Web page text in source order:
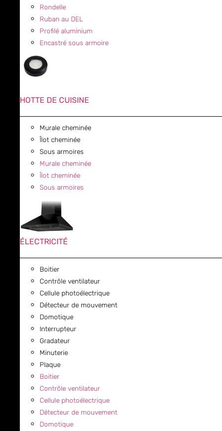
Rondelle
Ruban au DEL
Profilé aluminium
Encastré sous armoire
HOTTE DE CUISINE
Murale cheminée
Îlot cheminée
Sous armoires
Murale cheminée
Îlot cheminée
Sous armoires
ÉLECTRICITÉ
Boitier
Contrôle ventilateur
Cellule photoélectrique
Détecteur de mouvement
Domotique
Interrupteur
Gradateur
Minuterie
Plaque
Boitier
Contrôle ventilateur
Cellule photoélectrique
Détecteur de mouvement
Domotique